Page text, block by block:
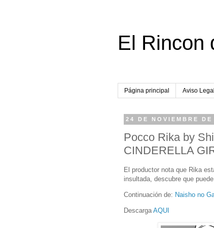
El Rincon
Página principal Aviso Legal
24 DE NOVIEMBRE DE
Pocco Rika by
CINDERELLA
El productor nota que Rika
insultada, descubre que
Continuación de: Naisho no
DescargaAQUI